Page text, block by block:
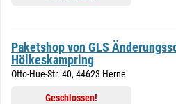
Paketshop von GLS
Hölkeskampring
Otto-Hue-Str. 40, 44623 Herne
Geschlossen!